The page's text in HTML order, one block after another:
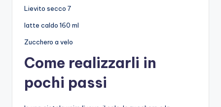
Lievito secco 7
latte caldo 160 ml
Zucchero a velo
Come realizzarli in
pochi passi